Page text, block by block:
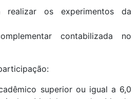
realizar os experimentos da
contabilizada no
superior ou igual a 6,0